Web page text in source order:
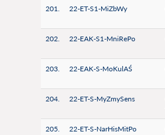
201. 22-ET-S1-MiZbWy
202. 22-EAK-S1-MniRePo
203. 22-EAK-S-MoKulAŚ
204. 22-ET-S-MyZmySens
205. 22-ET-S-NarHisMitPo